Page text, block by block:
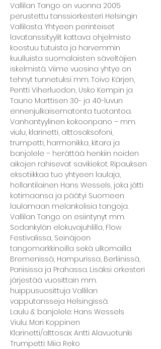
Vallilan Tango on vuonna 2005
perustettu tanssiorkesteri Helsingin
Vallilasta. Yhtyeen perinteiset
lavatanssityylit kattava ohjelmisto
koostuu tutuista ja harvemmin
kuulluista suomalaisten säveltäjien
iskelmistä. Viime vuosina yhtye on
tehnyt tunnetuksi mm. Toivo Kärjen,
Pentti Viherluodon, Usko Kempin ja
Tauno Marttisen 30- ja 40-luvun
ennenjulkaisematonta tuotantoa.
Vanhantyylinen kokoonpano – mm.
viulu, klarinetti, alttosaksofoni,
trumpetti, harmonikka, kitara ja
banjolele – herättää henkiin noiden
aikojen rahisevat savikiekot. Ripauksen
eksotiikkaa tuo yhtyeen laulaja,
hollantilainen Hans Wessels, joka jätti
kotimaansa ja päätyi Suomeen
laulamaan melankolisia tangoja.
Vallilan Tango on esiintynyt mm.
Sodankylän elokuvajuhlilla, Flow
Festivalissa, Seinäjoen
tangomarkkinoilla sekä ulkomailla
Bremenissä, Hampurissa, Berliinissä,
Pariisissa ja Prahassa. Lisäksi orkesteri
järjestää vuosittain mm.
huippusuosittuja Vallilan
vapputansseja Helsingissä.
Laulu & banjolele: Hans Wessels
Viulu: Mari Koppinen
Klarinetti/alttosax: Antti Alavuotunki
Trumpetti: Miia Reko